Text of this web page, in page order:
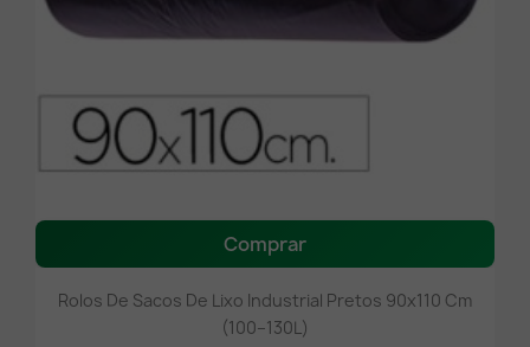
Comprar
Rolos De Sacos De Lixo Industrial Pretos 90x110 Cm
(100–130L)